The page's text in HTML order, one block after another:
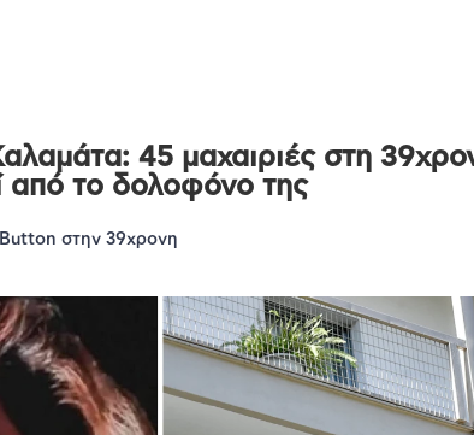
45 μαχαιριές στη
από το δολοφόνο της
Button στην 39χρονη